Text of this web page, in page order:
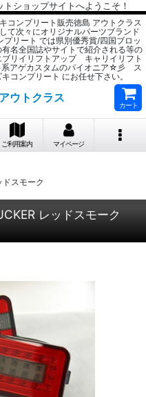
ショップサイトへようこそ！
コンプリート販売徳島 アウトクラス
て次々にオリジナルパーツブランド
リート では県別優秀賞/四国ブロッ
名全国誌やサイトで紹介される等の
リイリフトアップ キャリイリフト
アゲカスタムのパイオニア☆彡 ス
コンプリート にお任せ下さい。
ウトクラス
カート
ご利用案内 マイページ
スモーク
レッドスモーク